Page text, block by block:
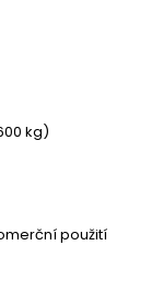
kg)
použití